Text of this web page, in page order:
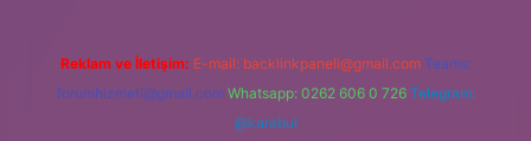
Reklam ve İletişim: E-mail: backlinkpaneli@gmail.com Teams:
forumhizmeti@gmail.com Whatsapp: 0262 606 0 726 Telegram:
@karabul